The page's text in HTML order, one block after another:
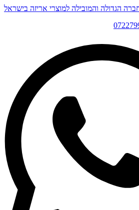
הגדולה והמובילה למוצרי אריזה בישראל